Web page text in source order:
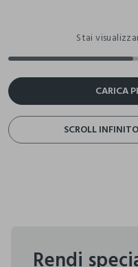
Stai
CARICA
SCROLL
Rendi